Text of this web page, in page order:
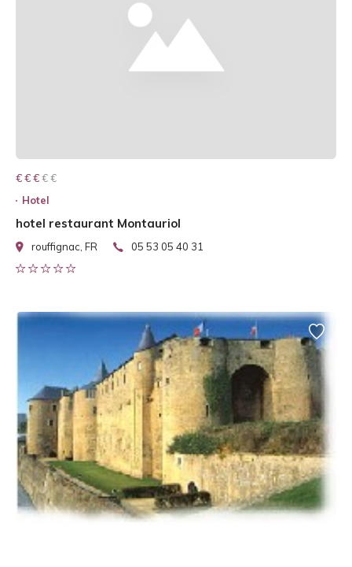
€ € € € €
€ € €
Hotel
hotel restaurant Montauriol
rouffignac, FR 05 53 05 40 31